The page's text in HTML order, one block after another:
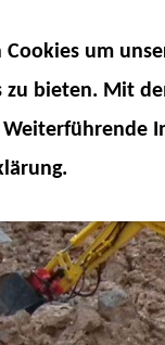
FUMOTEC
um
zu bieten. Mit